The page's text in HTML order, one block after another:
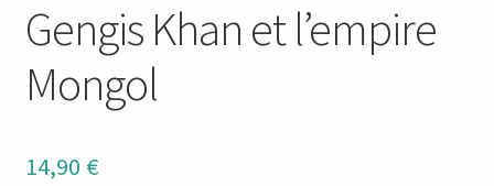
Gengis Khan et l’empire
Mongol
14,90 €